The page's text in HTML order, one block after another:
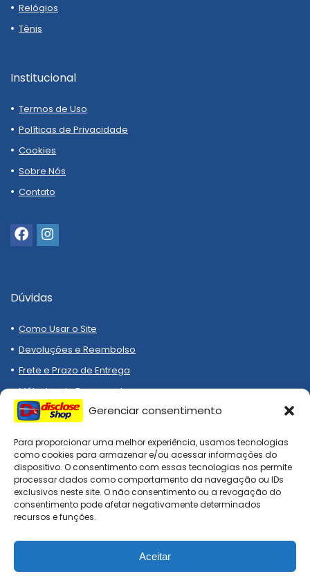
Gerenciar consentimento
Para proporcionar uma melhor experiência, usamos tecnologias
como cookies para armazenar e/ou acessar informações do
dispositivo. O consentimento com essas tecnologias nos permite
processar dados como comportamento da navegação ou IDs
exclusivos neste site. O não consentimento ou a revogação do
consentimento pode afetar negativamente determinados
recursos e funções.
Aceitar
Relógios
Tênis
Institucional
Termos de Uso
Políticas de Privacidade
Cookies
Sobre Nós
Contato
Dúvidas
Como Usar o Site
Devoluções e Reembolso
Frete e Prazo de Entrega
Métodos de Pagamento
Compre melhor, compra
segura!